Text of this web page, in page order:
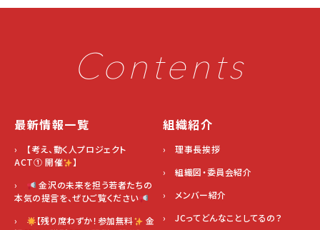
Contents
最新情報一覧
› 【考え、動く人プロジェクト
ACT① 開催
】
›
金沢の未来を担う若者たちの
本気の提言を、ぜひご覧ください
›
【残り席わずか！参加無料
金
組織紹介
› 理事長挨拶
› 組織図・委員会紹介
› メンバー紹介
› JCってどんなことしてるの？